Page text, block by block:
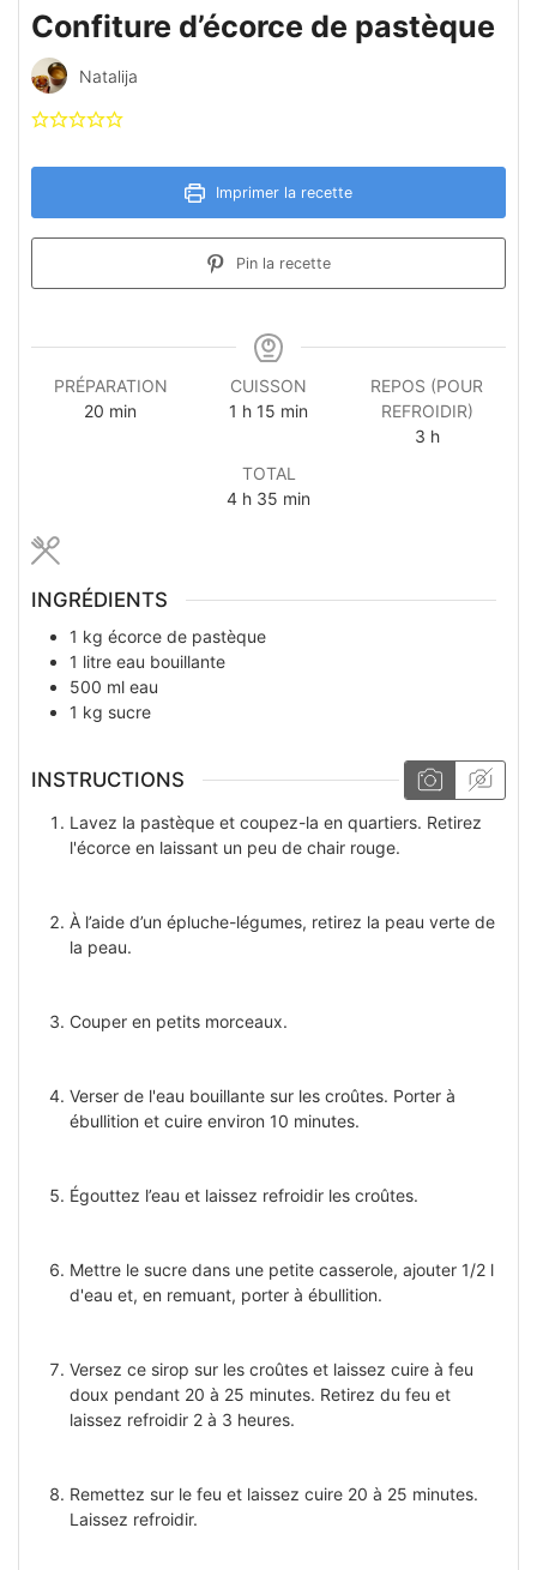
Confiture d’écorce de pastèque
Natalija
Imprimer la recette
Pin la recette
PRÉPARATION
20 minutes
min
CUISSON
1 heure
h 15 minutes
min
REPOS (POUR
REFROIDIR)
3heures
h
TOTAL
4heures
h 35 minutes
min
INGRÉDIENTS
1 kg écorce de pastèque
1 litre eau bouillante
500 ml eau
1 kg sucre
INSTRUCTIONS
Lavez la pastèque et coupez-la en quartiers. Retirez
l'écorce en laissant un peu de chair rouge.
À l’aide d’un épluche-légumes, retirez la peau verte de
la peau.
Couper en petits morceaux.
Verser de l'eau bouillante sur les croûtes. Porter à
ébullition et cuire environ 10 minutes.
Égouttez l’eau et laissez refroidir les croûtes.
Mettre le sucre dans une petite casserole, ajouter 1/2 l
d'eau et, en remuant, porter à ébullition.
Versez ce sirop sur les croûtes et laissez cuire à feu
doux pendant 20 à 25 minutes. Retirez du feu et
laissez refroidir 2 à 3 heures.
Remettez sur le feu et laissez cuire 20 à 25 minutes.
Laissez refroidir.